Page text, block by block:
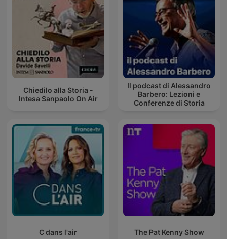
Chiedilo alla Storia -
Intesa Sanpaolo On Air
Il podcast di Alessandro
Barbero: Lezioni e
Conferenze di Storia
C dans l'air The Pat Kenny Show